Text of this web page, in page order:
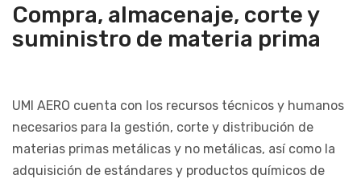
Compra, almacenaje, corte y
suministro de materia prima
UMI AERO cuenta con los recursos técnicos y humanos
necesarios para la gestión, corte y distribución de
materias primas metálicas y no metálicas, así como la
adquisición de estándares y productos químicos de